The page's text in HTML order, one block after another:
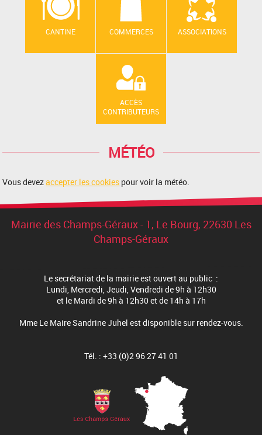
CANTINE COMMERCES ASSOCIATIONS
ACCÈS
CONTRIBUTEURS
MÉTÉO
Vous devezaccepter les cookies pour voir la météo.
Mairie des Champs-Géraux - 1, Le Bourg, 22630 Les
Champs-Géraux
Le secrétariat de la mairie est ouvert au public :
Lundi, Mercredi, Jeudi, Vendredi de 9h à 12h30
et le Mardi de 9h à 12h30 et de 14h à 17h
Mme Le Maire Sandrine Juhel est disponible sur rendez-vous.
Tél. : +33 (0)2 96 27 41 01